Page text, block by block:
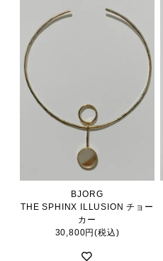
BJORG
THE SPHINX ILLUSION チョー
カー
30,800円(税込)